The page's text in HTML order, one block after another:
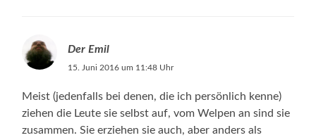
Der Emil
15. Juni 2016 um 11:48 Uhr
Meist (jedenfalls bei denen, die ich persönlich kenne)
ziehen die Leute sie selbst auf, vom Welpen an sind sie
zusammen. Sie erziehen sie auch, aber anders als